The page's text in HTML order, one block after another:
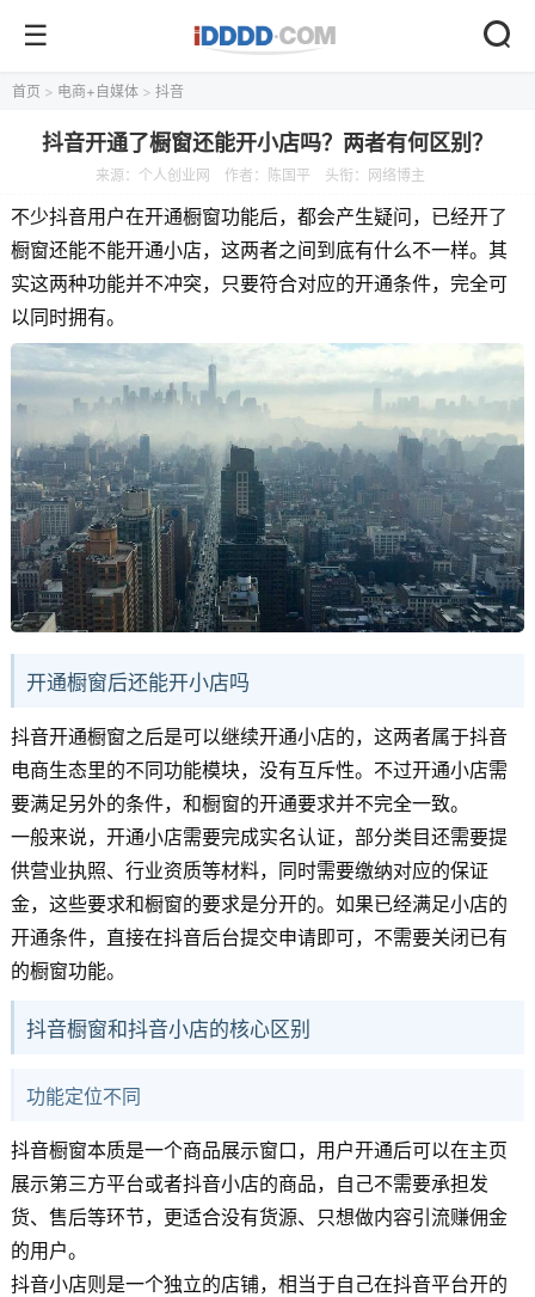
首页 > 电商+自媒体 > 抖音
抖音开通了橱窗还能开小店吗？两者有何区别？
来源： 个人创业网 作者：陈国平 头衔：网络博主
不少抖音用户在开通橱窗功能后，都会产生疑问，已经开了
橱窗还能不能开通小店，这两者之间到底有什么不一样。其
实这两种功能并不冲突，只要符合对应的开通条件，完全可
以同时拥有。
开通橱窗后还能开小店吗
抖音开通橱窗之后是可以继续开通小店的，这两者属于抖音
电商生态里的不同功能模块，没有互斥性。不过开通小店需
要满足另外的条件，和橱窗的开通要求并不完全一致。
一般来说，开通小店需要完成实名认证，部分类目还需要提
供营业执照、行业资质等材料，同时需要缴纳对应的保证
金，这些要求和橱窗的要求是分开的。如果已经满足小店的
开通条件，直接在抖音后台提交申请即可，不需要关闭已有
的橱窗功能。
抖音橱窗和抖音小店的核心区别
功能定位不同
抖音橱窗本质是一个商品展示窗口，用户开通后可以在主页
展示第三方平台或者抖音小店的商品，自己不需要承担发
货、售后等环节，更适合没有货源、只想做内容引流赚佣金
的用户。
抖音小店则是一个独立的店铺，相当于自己在抖音平台开的